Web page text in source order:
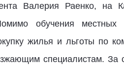
Валерия Раенко, на
обучения
жилья и льготы по
специалистам. За